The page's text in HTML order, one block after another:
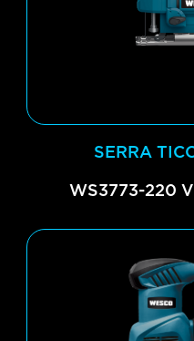
SERRA
WS3773-220